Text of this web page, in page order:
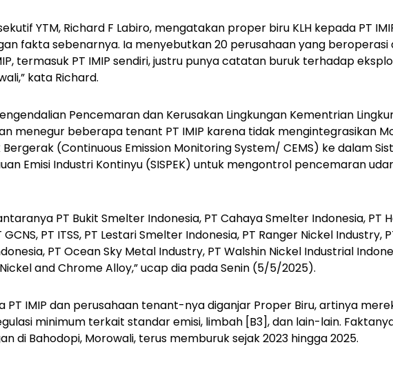
YTM, Richard F Labiro, mengatakan proper biru KLH kepada PT
fakta sebenarnya. Ia menyebutkan 20 perusahaan yang beroperasi
termasuk PT IMIP sendiri, justru punya catatan buruk terhadap
kata Richard.
Pencemaran dan Kerusakan Lingkungan Kementrian
menegur beberapa tenant PT IMIP karena tidak mengintegrasikan
Bergerak (Continuous Emission Monitoring System/ CEMS) ke dalam
Emisi Industri Kontinyu (SISPEK) untuk mengontrol pencemaran
PT Bukit Smelter Indonesia, PT Cahaya Smelter Indonesia, PT
PT ITSS, PT Lestari Smelter Indonesia, PT Ranger Nickel Industry,
PT Ocean Sky Metal Industry, PT Walshin Nickel Industrial
and Chrome Alloy,” ucap dia pada Senin (5/5/2025).
PT IMIP dan perusahaan tenant-nya diganjar Proper Biru, artinya
minimum terkait standar emisi, limbah [B3], dan lain-lain.
di Bahodopi, Morowali, terus memburuk sejak 2023 hingga 2025.